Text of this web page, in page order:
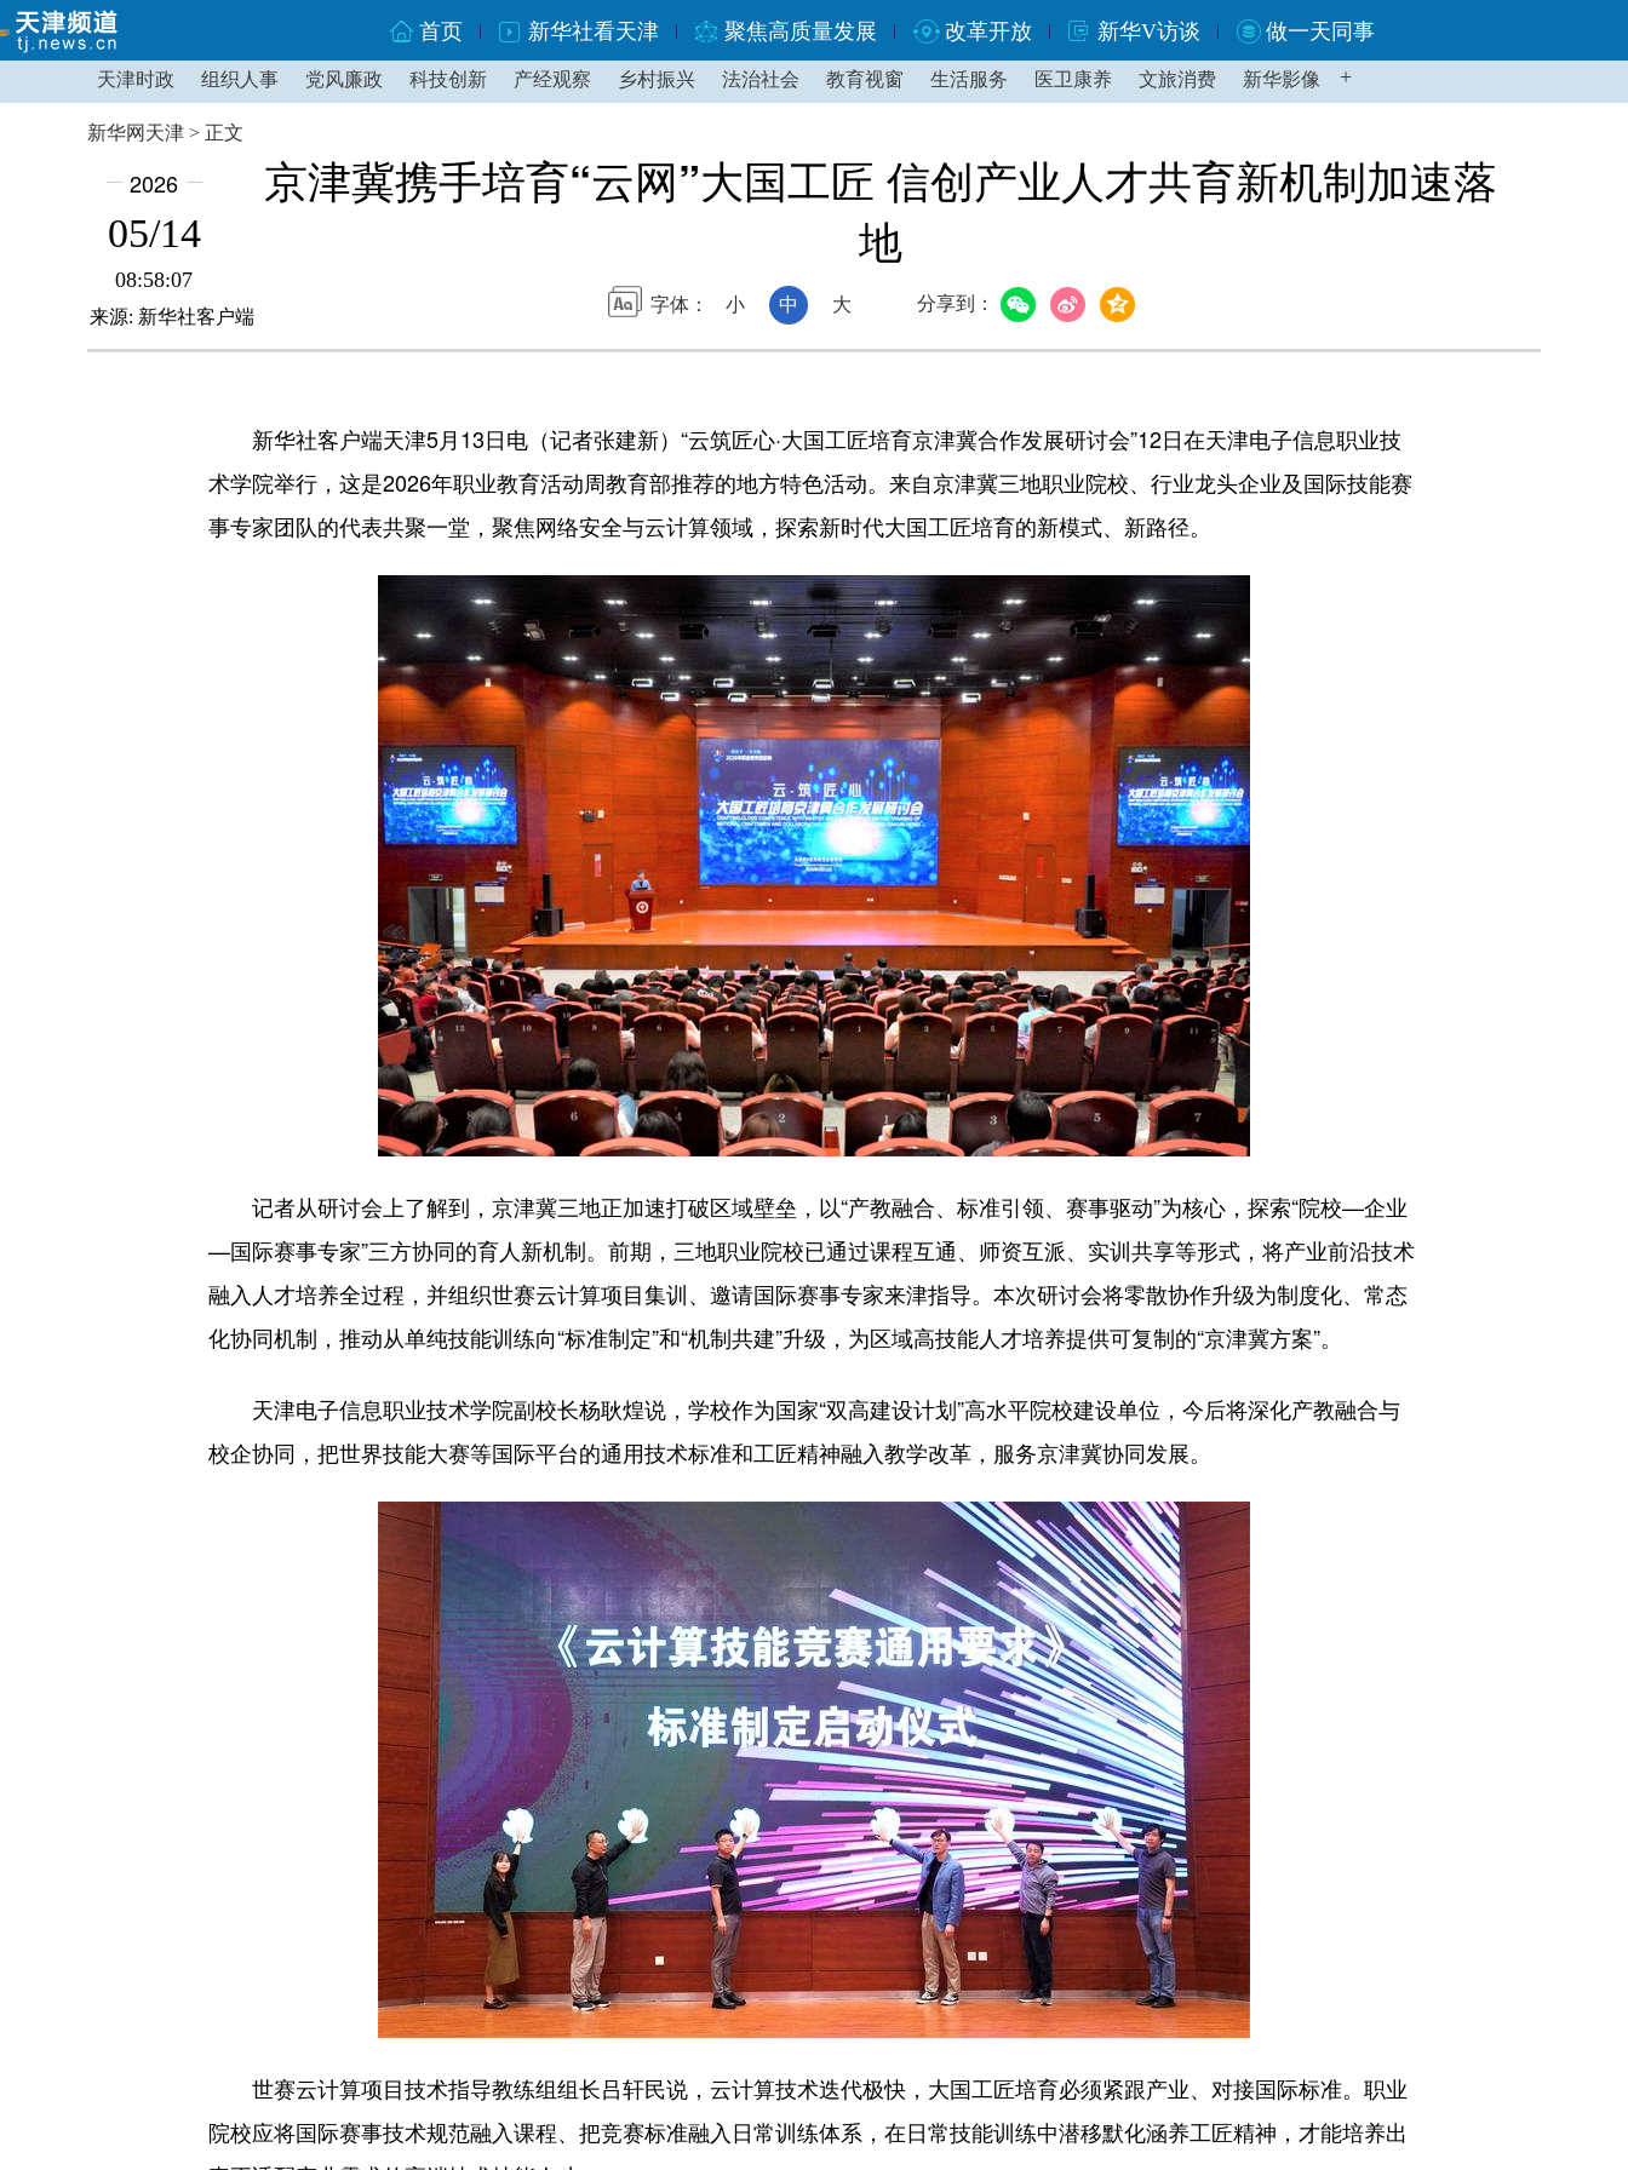
首页 新华社看天津 聚焦高质量发展 改革开放 新华V访谈 做一天同事
天津时政 组织人事 党风廉政 科技创新 产经观察 乡村振兴 法治社会 教育视窗 生活服务 医卫康养 文旅消费 新华影像 +
新华网天津 > 正文
2026
05/14
08:58:07
来源: 新华社客户端
京津冀携手培育“云网”大国工匠 信创产业人才共育新机制加速落
地
字体： 小 中 大 分享到：
新华社客户端天津5月13日电（记者张建新）“云筑匠心·大国工匠培育京津冀合作发展研讨会”12日在天津电子信息职业技
术学院举行，这是2026年职业教育活动周教育部推荐的地方特色活动。来自京津冀三地职业院校、行业龙头企业及国际技能赛
事专家团队的代表共聚一堂，聚焦网络安全与云计算领域，探索新时代大国工匠培育的新模式、新路径。
记者从研讨会上了解到，京津冀三地正加速打破区域壁垒，以“产教融合、标准引领、赛事驱动”为核心，探索“院校—企业
—国际赛事专家”三方协同的育人新机制。前期，三地职业院校已通过课程互通、师资互派、实训共享等形式，将产业前沿技术
融入人才培养全过程，并组织世赛云计算项目集训、邀请国际赛事专家来津指导。本次研讨会将零散协作升级为制度化、常态
化协同机制，推动从单纯技能训练向“标准制定”和“机制共建”升级，为区域高技能人才培养提供可复制的“京津冀方案”。
天津电子信息职业技术学院副校长杨耿煌说，学校作为国家“双高建设计划”高水平院校建设单位，今后将深化产教融合与
校企协同，把世界技能大赛等国际平台的通用技术标准和工匠精神融入教学改革，服务京津冀协同发展。
世赛云计算项目技术指导教练组组长吕轩民说，云计算技术迭代极快，大国工匠培育必须紧跟产业、对接国际标准。职业
院校应将国际赛事技术规范融入课程、把竞赛标准融入日常训练体系，在日常技能训练中潜移默化涵养工匠精神，才能培养出